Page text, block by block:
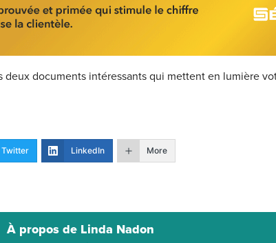
deux documents intéressants qui mettent en lumière
Twitter LinkedIn More
À propos de Linda Nadon